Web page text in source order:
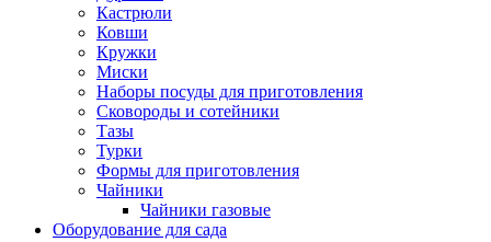
Кастрюли
Ковши
Кружки
Миски
Наборы посуды для приготовления
Сковороды и сотейники
Тазы
Турки
Формы для приготовления
Чайники
Чайники газовые
Оборудование для сада